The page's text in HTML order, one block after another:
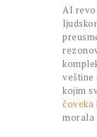
AI
veštine
kojim
čoveka
morala